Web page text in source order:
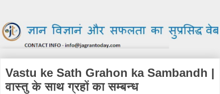
Vastu ke Sath Grahon ka Sambandh |
वास्तु के साथ ग्रहों का सम्बन्ध